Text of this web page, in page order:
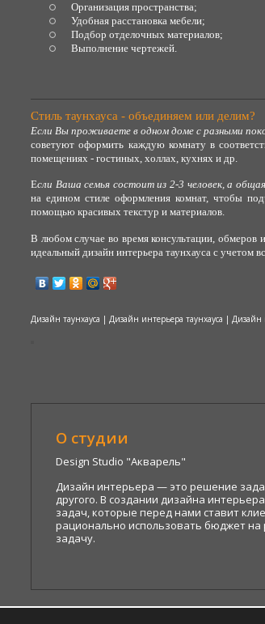
Организация пространства;
Удобная расстановка мебели;
Подбор отделочных материалов;
Выполнение чертежей.
Стиль таунхауса - объединяем или делим?
Если Вы проживаете в одном доме с разными
советуют оформить каждую комнату в
помещениях - гостиных, холлах, кухнях и др.
Если Ваша семья состоит из 2-3 человек, а
на едином стиле оформления комнат, чтобы
помощью красивых текстур и материалов.
В любом случае во время консультации,
идеальный дизайн интерьера таунхауса с учетом
Дизайн таунхауса | Дизайн интерьера таунхауса |
О студии
Design Studio "Акварель"
Дизайн интерьера — это решение
другого. В создании дизайна
задач, которые перед нами ставит
рационально использовать бюджет
задачу.